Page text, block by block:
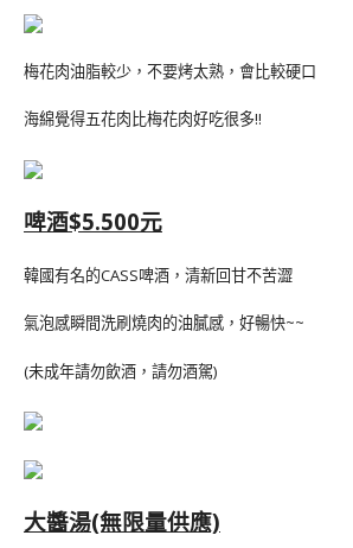
梅花肉油脂較少，不要烤太熟，會比較硬口
海綿覺得五花肉比梅花肉好吃很多!!
啤酒$5.500元
韓國有名的CASS啤酒，清新回甘不苦澀
氣泡感瞬間洗刷燒肉的油膩感，好暢快~~
(未成年請勿飲酒，請勿酒駕)
大醬湯(無限量供應)